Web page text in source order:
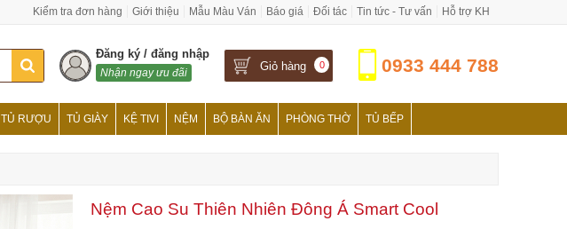
Kiểm tra đơn hàng Giới thiệu Mẫu Màu Ván Báo giá Đối tác Tin tức - Tư vấn Hỗ trợ KH
Đăng ký / đăng nhập
Nhận ngay ưu đãi Giỏ hàng 0 0933 444 788
TỦ RƯỢU TỦ GIÀY KỆ TIVI NỆM BỘ BÀN ĂN PHÒNG THỜ TỦ BẾP
Nệm Cao Su Thiên Nhiên Đông Á Smart Cool